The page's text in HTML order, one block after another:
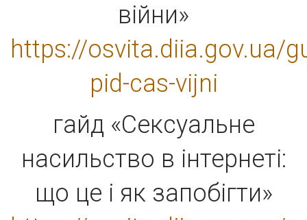
війни»
https://osvita.diia.gov.ua/
pid-cas-vijni
гайд «Сексуальне
насильство в інтернеті:
що це і як запобігти»